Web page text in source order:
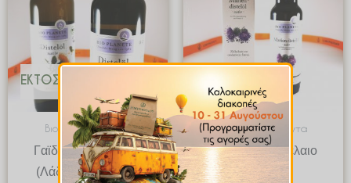
ΕΚΤΌΣ ΑΠΟΘΈΜΑΤΟΣ
Βιολογικά Προϊόντα
Γαϊδουραγκαθέλαιο
(Λάδι Κνήκου) BIO
Βιολογικά Προϊόντα
Γαϊδουραγκαθέλαιο
BIO 100ml